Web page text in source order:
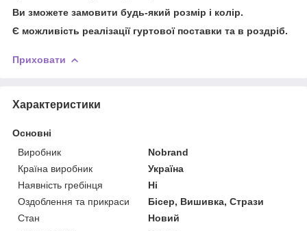
Ви зможете замовити будь-який розмір і колір.
Є можливість реалізації гуртової поставки та в роздріб.
Приховати
Характеристики
Основні
Виробник
Nobrand
Країна виробник
Україна
Наявність гребінця
Ні
Оздоблення та прикраси
Бісер, Вишивка, Стрази
Стан
Новий